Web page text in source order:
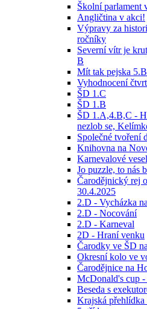
Školní parlament
Angličtina v akci!
Výpravy za
ročníky
Severní vítr je
B
Mít tak pejska
Vyhodnocení
ŠD 1.C
ŠD 1.B
ŠD 1.A,4.B,C -
nezlob se,
Společné tvoření
Knihovna na
Karnevalové
Jo puzzle, to nás
Čarodějnický rej
30.4.2025
2.D - Vycházka
2.D - Nocování
2.D - Karneval
2D - Hraní venku
Čarodky ve ŠD
Okresní kolo ve
Čarodějnice na
McDonald's cup
Beseda s
Krajská přehlídka